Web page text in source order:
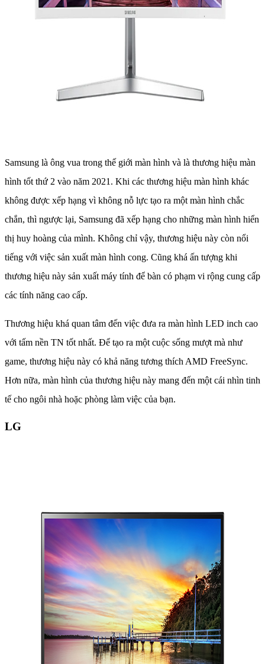
Samsung là ông vua trong thế giới màn hình và là thương hiệu màn
hình tốt thứ 2 vào năm 2021. Khi các thương hiệu màn hình khác
không được xếp hạng vì không nỗ lực tạo ra một màn hình chắc
chắn, thì ngược lại, Samsung đã xếp hạng cho những màn hình hiển
thị huy hoàng của mình. Không chỉ vậy, thương hiệu này còn nổi
tiếng với việc sản xuất màn hình cong. Cũng khá ấn tượng khi
thương hiệu này sản xuất máy tính để bàn có phạm vi rộng cung cấp
các tính năng cao cấp.
Thương hiệu khá quan tâm đến việc đưa ra màn hình LED inch cao
với tấm nền TN tốt nhất. Để tạo ra một cuộc sống mượt mà như
game, thương hiệu này có khả năng tương thích AMD FreeSync.
Hơn nữa, màn hình của thương hiệu này mang đến một cái nhìn tinh
tế cho ngôi nhà hoặc phòng làm việc của bạn.
LG